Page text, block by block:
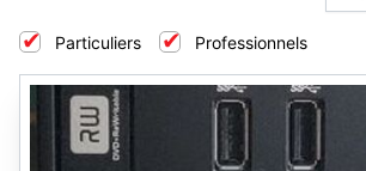
Particuliers Professionnels